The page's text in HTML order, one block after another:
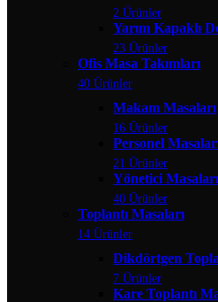
2 Ürünler
Yarım Kapaklı
23 Ürünler
Ofis Masa Takımları
40 Ürünler
Makam Masaları
16 Ürünler
Personel
21 Ürünler
Yönetici Masaları
40 Ürünler
Toplantı Masaları
14 Ürünler
Dikdörtgen
7 Ürünler
Kare Toplantı